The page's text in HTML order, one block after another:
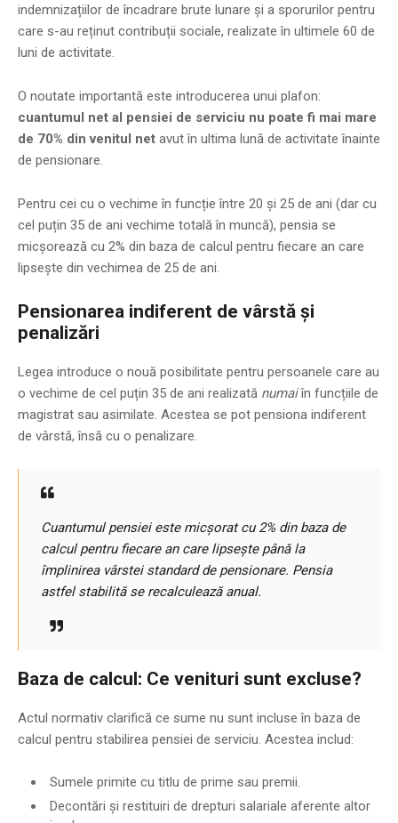
indemnizațiilor de încadrare brute lunare și a sporurilor pentru
care s-au reținut contribuții sociale, realizate în ultimele 60 de
luni de activitate.
O noutate importantă este introducerea unui plafon:
cuantumul net al pensiei de serviciu nu poate fi mai mare
de 70% din venitul net avut în ultima lună de activitate înainte
de pensionare.
Pentru cei cu o vechime în funcție între 20 și 25 de ani (dar cu
cel puțin 35 de ani vechime totală în muncă), pensia se
micșorează cu 2% din baza de calcul pentru fiecare an care
lipsește din vechimea de 25 de ani.
Pensionarea indiferent de vârstă și
penalizări
Legea introduce o nouă posibilitate pentru persoanele care au
o vechime de cel puțin 35 de ani realizată numaiîn funcțiile de
magistrat sau asimilate. Acestea se pot pensiona indiferent
de vârstă, însă cu o penalizare.
Cuantumul pensiei este micșorat cu 2% din baza de
calcul pentru fiecare an care lipsește până la
împlinirea vârstei standard de pensionare. Pensia
astfel stabilită se recalculează anual.
Baza de calcul: Ce venituri sunt excluse?
Actul normativ clarifică ce sume nu sunt incluse în baza de
calcul pentru stabilirea pensiei de serviciu. Acestea includ:
Sumele primite cu titlu de prime sau premii.
Decontări și restituiri de drepturi salariale aferente altor